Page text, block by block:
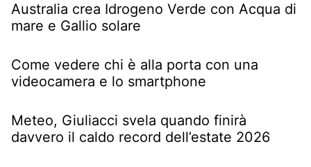
Australia crea Idrogeno Verde con Acqua di
mare e Gallio solare
Come vedere chi è alla porta con una
videocamera e lo smartphone
Meteo, Giuliacci svela quando finirà
davvero il caldo record dell’estate 2026